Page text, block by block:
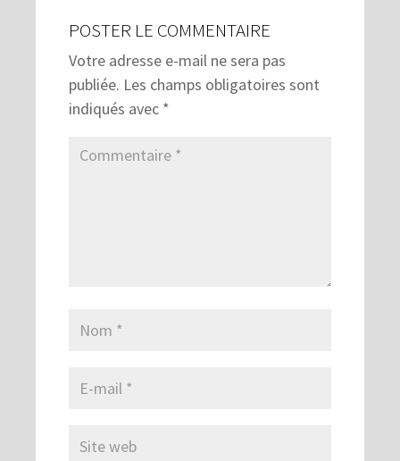
POSTER LE COMMENTAIRE
Votre adresse e-mail ne sera pas
publiée. Les champs obligatoires sont
indiqués avec *